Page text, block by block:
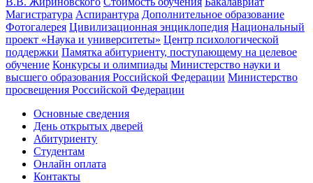
Магистратура Аспирантура Дополнительное образование
Фотогалерея Цивилизационная энциклопедия Национальный
проект «Наука и университеты» Центр психологической
поддержки Памятка абитуриенту, поступающему на целевое
обучение Конкурсы и олимпиады Министерство науки и
высшего образования Российской Федерации Министерство
просвещения Российской Федерации
Основные сведения
День открытых дверей
Абитуриенту
Студентам
Онлайн оплата
Контакты